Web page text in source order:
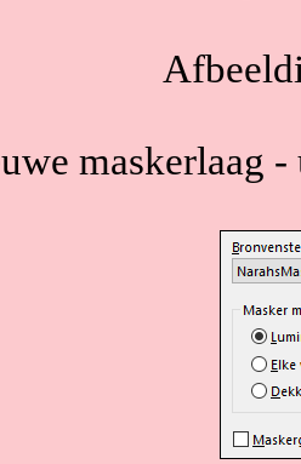
maskerlaag